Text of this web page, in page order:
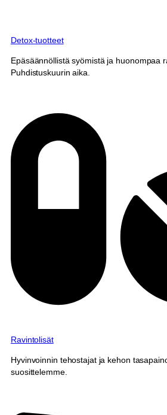
Detox-tuotteet
Epäsäännöllistä syömistä ja huonompaa
Puhdistuskuurin aika.
Ravintolisät
Hyvinvoinnin tehostajat ja kehon
suosittelemme.